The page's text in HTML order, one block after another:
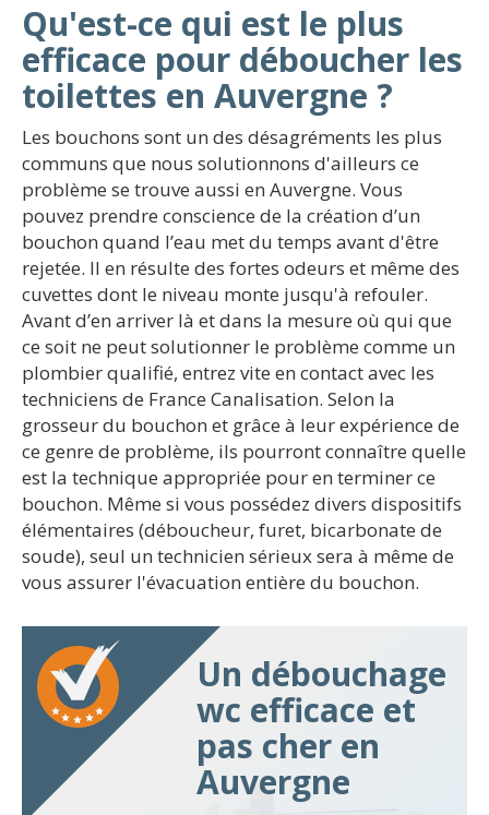
Qu'est-ce qui est le plus
efficace pour déboucher les
toilettes en Auvergne ?
Les bouchons sont un des désagréments les plus
communs que nous solutionnons d'ailleurs ce
problème se trouve aussi en Auvergne. Vous
pouvez prendre conscience de la création d’un
bouchon quand l’eau met du temps avant d'être
rejetée. Il en résulte des fortes odeurs et même des
cuvettes dont le niveau monte jusqu'à refouler.
Avant d’en arriver là et dans la mesure où qui que
ce soit ne peut solutionner le problème comme un
plombier qualifié, entrez vite en contact avec les
techniciens de France Canalisation. Selon la
grosseur du bouchon et grâce à leur expérience de
ce genre de problème, ils pourront connaître quelle
est la technique appropriée pour en terminer ce
bouchon. Même si vous possédez divers dispositifs
élémentaires (déboucheur, furet, bicarbonate de
soude), seul un technicien sérieux sera à même de
vous assurer l'évacuation entière du bouchon.
Un débouchage
wc efficace et
pas cher en
Auvergne